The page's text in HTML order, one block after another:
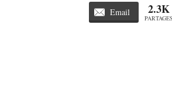
Email 2.3K
PARTAGES